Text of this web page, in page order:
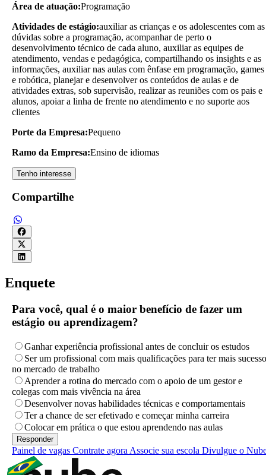
Área de atuação:Programação
Atividades de estágio:auxiliar as crianças e os adolescentes com as
dúvidas sobre a programação, acompanhar de perto o
desenvolvimento técnico de cada aluno, auxiliar as equipes de
atendimento, vendas e pedagógica, compartilhando os insights e as
informações, auxiliar nas aulas com ênfase em programação, games
e robótica, planejar e desenvolver os conteúdos de aulas e de
atividades extras, sob supervisão, realizar as reuniões com os pais e
alunos, apoiar a linha de frente no atendimento e no suporte aos
clientes
Porte da Empresa:Pequeno
Ramo da Empresa:Ensino de idiomas
Tenho interesse
Compartilhe
Enquete
Para você, qual é o maior benefício de fazer um
estágio ou aprendizagem?
Ganhar experiência profissional antes de concluir os estudos
Ser um profissional com mais qualificações para ter mais sucesso
no mercado de trabalho
Aprender a rotina do mercado com o apoio de um gestor e
colegas com mais vivência na área
Desenvolver novas habilidades técnicas e comportamentais
Ter a chance de ser efetivado e começar minha carreira
Colocar em prática o que estou aprendendo nas aulas
Painel de vagas Contrate agora Associe sua escola Divulgue o